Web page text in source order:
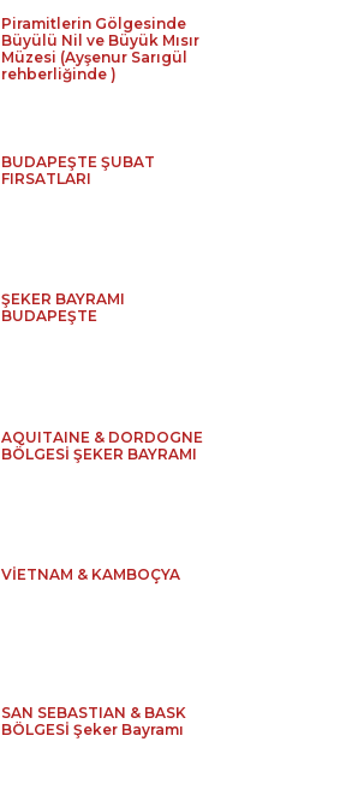
Piramitlerin Gölgesinde
Büyülü Nil ve Büyük Mısır
Müzesi (Ayşenur Sarıgül
rehberliğinde )
BUDAPEŞTE ŞUBAT
FIRSATLARI
ŞEKER BAYRAMI
BUDAPEŞTE
AQUITAINE & DORDOGNE
BÖLGESİ ŞEKER BAYRAMI
VİETNAM & KAMBOÇYA
SAN SEBASTIAN & BASK
BÖLGESİ Şeker Bayramı